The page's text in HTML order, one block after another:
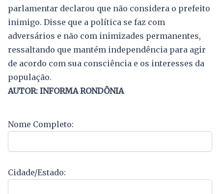
parlamentar declarou que não considera o prefeito
inimigo. Disse que a política se faz com
adversários e não com inimizades permanentes,
ressaltando que mantém independência para agir
de acordo com sua consciência e os interesses da
população.
AUTOR: INFORMA RONDÔNIA
Nome Completo:
Cidade/Estado: